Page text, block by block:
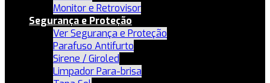
Monitor e Retrovisor
Segurança e Proteção
Ver Segurança e Proteção
Parafuso Antifurto
Sirene / Giroled
Limpador Para-brisa